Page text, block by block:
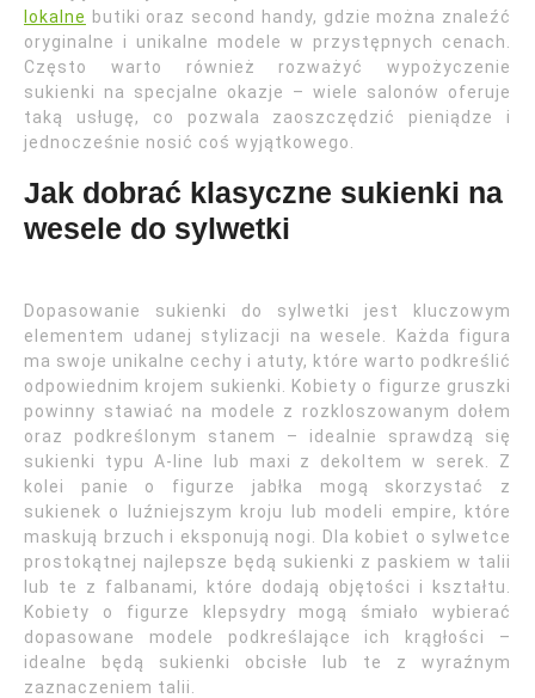
lokalne butiki oraz second handy, gdzie można znaleźć
oryginalne i unikalne modele w przystępnych cenach.
Często warto również rozważyć wypożyczenie
sukienki na specjalne okazje – wiele salonów oferuje
taką usługę, co pozwala zaoszczędzić pieniądze i
jednocześnie nosić coś wyjątkowego.
Jak dobrać klasyczne sukienki na
wesele do sylwetki
Dopasowanie sukienki do sylwetki jest kluczowym
elementem udanej stylizacji na wesele. Każda figura
ma swoje unikalne cechy i atuty, które warto podkreślić
odpowiednim krojem sukienki. Kobiety o figurze gruszki
powinny stawiać na modele z rozkloszowanym dołem
oraz podkreślonym stanem – idealnie sprawdzą się
sukienki typu A-line lub maxi z dekoltem w serek. Z
kolei panie o figurze jabłka mogą skorzystać z
sukienek o luźniejszym kroju lub modeli empire, które
maskują brzuch i eksponują nogi. Dla kobiet o sylwetce
prostokątnej najlepsze będą sukienki z paskiem w talii
lub te z falbanami, które dodają objętości i kształtu.
Kobiety o figurze klepsydry mogą śmiało wybierać
dopasowane modele podkreślające ich krągłości –
idealne będą sukienki obcisłe lub te z wyraźnym
zaznaczeniem talii.